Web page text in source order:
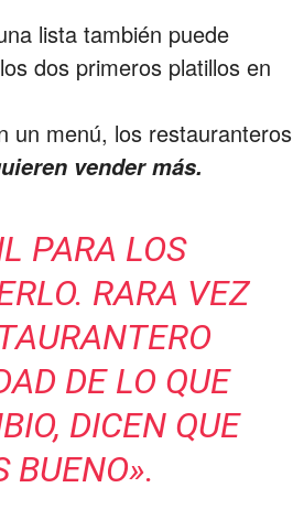
lista también puede
dos primeros platillos en
un menú, los restauranteros
vender más.
PARA LOS
RARA VEZ
DE LO QUE
DICEN QUE
BUENO».